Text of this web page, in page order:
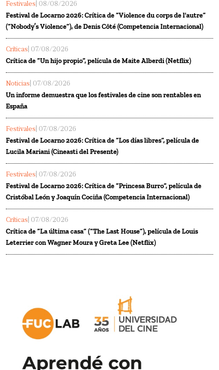
Festivales | 08/08/2026
Festival de Locarno 2026: Crítica de “Violence du corps de l'autre”
(“Nobody’s Violence”), de Denis Côté (Competencia Internacional)
Críticas | 07/08/2026
Crítica de “Un hijo propio”, película de Maite Alberdi (Netflix)
Noticias | 07/08/2026
Un informe demuestra que los festivales de cine son rentables en
España
Festivales | 07/08/2026
Festival de Locarno 2026: Crítica de “Los días libres”, película de
Lucila Mariani (Cineasti del Presente)
Festivales | 07/08/2026
Festival de Locarno 2026: Crítica de “Princesa Burro”, película de
Cristóbal León y Joaquín Cociña (Competencia Internacional)
Críticas | 07/08/2026
Crítica de “La última casa” (“The Last House”), película de Louis
Leterrier con Wagner Moura y Greta Lee (Netflix)